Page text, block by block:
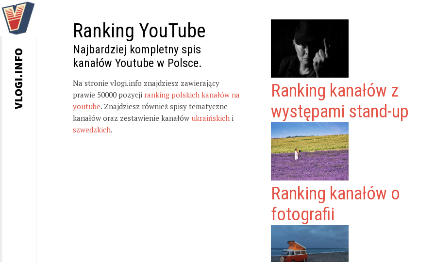
Ranking YouTube
Najbardziej kompletny spis
kanałów Youtube w Polsce.
Na stronie vlogi.info znajdziesz zawierający
prawie 50000 pozycji ranking polskich kanałów na
youtube. Znajdziesz również spisy tematyczne
kanałów oraz zestawienie kanałów ukraińskich i
szwedzkich.
Ranking kanałów z
występami stand-up
Ranking kanałów o
fotografii
VLOGI.INFO